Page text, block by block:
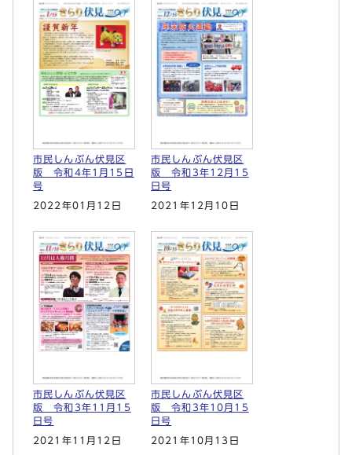
市民しんぶん伏見区
版 令和4年1月15日
号
2022年01月12日
市民しんぶん伏見区
版 令和3年12月15
日号
2021年12月10日
市民しんぶん伏見区
版 令和3年11月15
日号
2021年11月12日
市民しんぶん伏見区
版 令和3年10月15
日号
2021年10月13日